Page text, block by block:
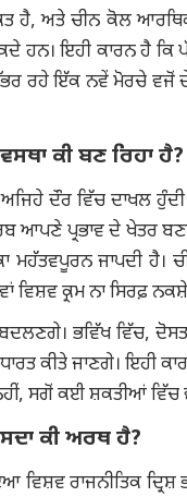
ਹੈ, ਅਤੇ ਚੀਨ ਕੋਲ
ਹਨ। ਇਹੀ ਕਾਰਨ ਹੈ ਕਿ
ਰਹੇ ਇੱਕ ਨਵੇਂ ਮੋਰਚੇ ਵਜੋਂ
ਕੀ ਬਣ ਰਿਹਾ ਹੈ?
ਦੌਰ ਵਿੱਚ ਦਾਖਲ ਹੁੰਦੀ
ਆਪਣੇ ਪ੍ਰਭਾਵ ਦੇ ਖੇਤਰ
ਮਹੱਤਵਪੂਰਨ ਜਾਪਦੀ
ਵਿਸ਼ਵ ਕ੍ਰਮ ਨਾ ਸਿਰਫ਼
ਭਵਿੱਖ ਵਿੱਚ, ਦੋਸਤ
ਕੀਤੇ ਜਾਣਗੇ। ਇਹੀ
ਸਗੋਂ ਕਈ ਸ਼ਕਤੀਆਂ ਵਿੱਚ
ਕੀ ਅਰਥ ਹੈ?
ਰਾਜਨੀਤਿਕ ਦ੍ਰਿਸ਼